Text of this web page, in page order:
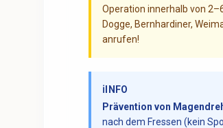
Operation innerhalb von
Dogge, Bernhardiner,
anrufen!
ℹ️ INFO
Prävention von
nach dem Fressen (kein